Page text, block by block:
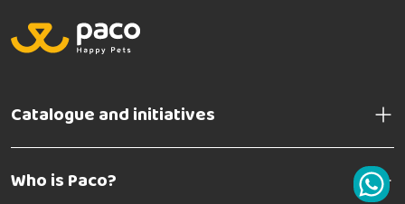
Catalogue and initiatives
Who is Paco?